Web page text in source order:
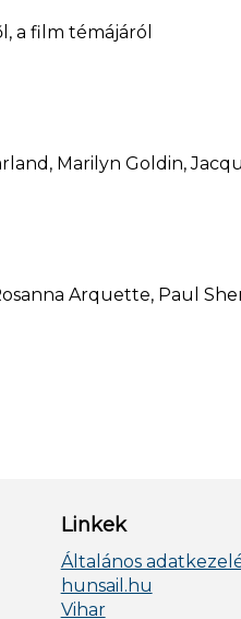
a film témájáról
Marilyn Goldin,
Arquette, Paul
Linkek
Általános
hunsail.hu
Vihar